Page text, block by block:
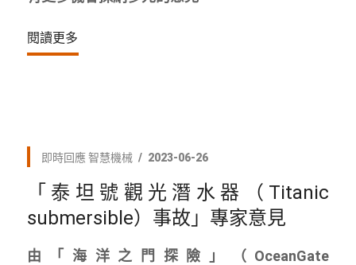
閱讀更多
即時回應 智慧機械 2023-06-26
「泰坦號觀光潛水器（Titanic
submersible）事故」專家意見
由「海洋之門探險」（OceanGate